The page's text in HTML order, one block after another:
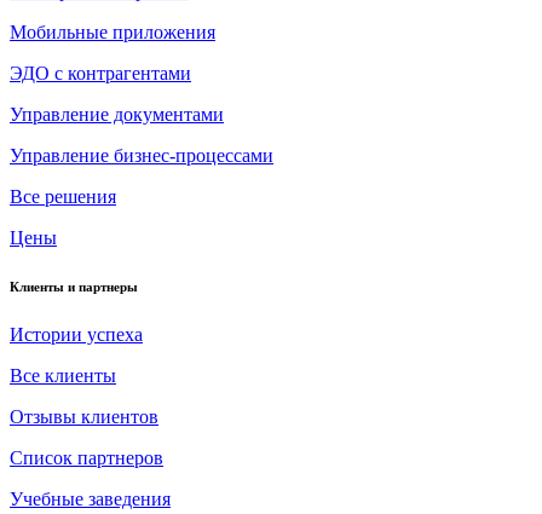
Мобильные приложения
ЭДО с контрагентами
Управление документами
Управление бизнес-процессами
Все решения
Цены
Клиенты и партнеры
Истории успеха
Все клиенты
Отзывы клиентов
Список партнеров
Учебные заведения